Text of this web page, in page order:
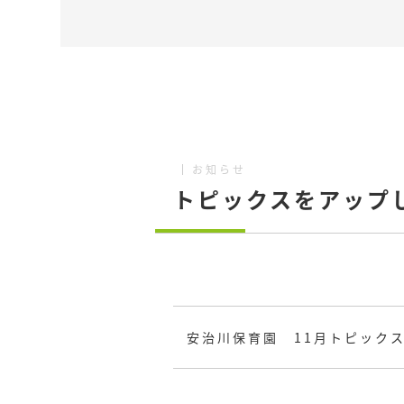
お知らせ
トピックスをアップ
安治川保育園 11月トピックス